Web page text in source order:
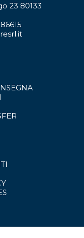
23 80133